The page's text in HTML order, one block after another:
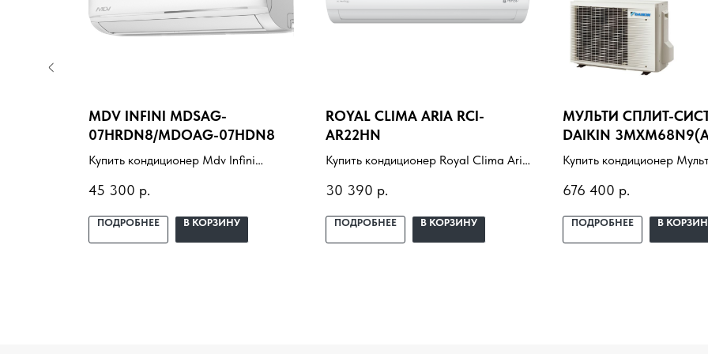
MDV INFINI MDSAG-
07HRDN8/MDOAG-07HDN8
Купить кондиционер Mdv Infini
07HDN8 с установкой под ключ.
Подбор под помещение, доставка,
45 300 р.
ПОДРОБНЕЕ В КОРЗИНУ
ROYAL CLIMA ARIA RCI-
AR22HN
Купить кондиционер Royal Clima Aria
Подбор под помещение, доставка,
профессиональный монтаж и
30 390 р.
ПОДРОБНЕЕ В КОРЗИНУ
МУЛЬТИ СПЛИТ-
DAIKIN
FTXJ25AS
Купить кондиционер
FTXJ25AS с установкой
Подбор под помещение,
676 400 р.
ПОДРОБНЕЕ В